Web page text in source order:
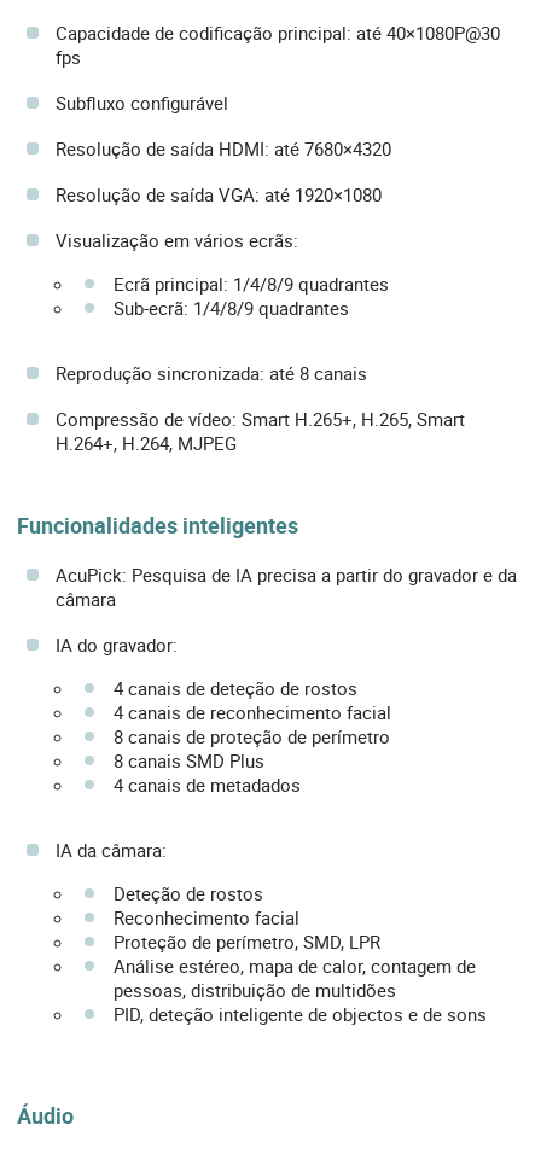
Capacidade de codificação principal: até 40×1080P@30
fps
Subfluxo configurável
Resolução de saída HDMI: até 7680×4320
Resolução de saída VGA: até 1920×1080
Visualização em vários ecrãs:
Ecrã principal: 1/4/8/9 quadrantes
Sub-ecrã: 1/4/8/9 quadrantes
Reprodução sincronizada: até 8 canais
Compressão de vídeo: Smart H.265+, H.265, Smart
H.264+, H.264, MJPEG
Funcionalidades inteligentes
AcuPick: Pesquisa de IA precisa a partir do gravador e da
câmara
IA do gravador:
4 canais de deteção de rostos
4 canais de reconhecimento facial
8 canais de proteção de perímetro
8 canais SMD Plus
4 canais de metadados
IA da câmara:
Deteção de rostos
Reconhecimento facial
Proteção de perímetro, SMD, LPR
Análise estéreo, mapa de calor, contagem de
pessoas, distribuição de multidões
PID, deteção inteligente de objectos e de sons
Áudio